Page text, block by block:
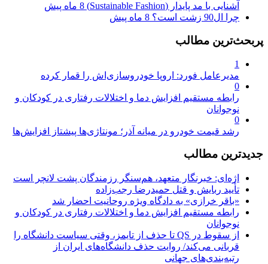
آشنایی با مد پایدار (Sustainable Fashion)
8 ماه پیش
چرا ال90 زشت است؟
8 ماه پیش
پربحث‌ترین مطالب
1
مدیرعامل فورد: اروپا خودروسازی‌اش را قمار کرده
0
رابطه مستقیم افزایش دما و اختلالات رفتاری در کودکان و
نوجوانان
0
رشد قیمت خودرو در میانه آذر؛ مونتاژی‌ها پیشتاز افزایش‌ها
جدیدترین مطالب
اژه‌ای: خبرنگار متعهد، هم‌سنگر رزمندگان پشت لانچر است
تأیید ربایش و قتل حمیدرضا رجب‌زاده
«باقر خرازی» به دادگاه ویژه روحانیت احضار شد
رابطه مستقیم افزایش دما و اختلالات رفتاری در کودکان و
نوجوانان
از سقوط در QS تا حذف از تایمز، وقتی سیاست دانشگاه را
قربانی می‌کند/ روایت حذف دانشگاه‌های ایران از
رتبه‌بندی‌های جهانی